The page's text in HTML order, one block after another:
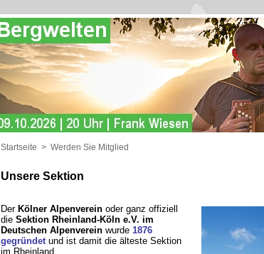
Startseite > Werden Sie Mitglied
Unsere Sektion
Der Kölner Alpenvereinoder ganz offiziell
die Sektion Rheinland-Köln e.V. im
Deutschen Alpenvereinwurde 1876
gegründetund ist damit die älteste Sektion
im Rheinland.